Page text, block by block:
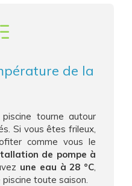
de la
piscine tourne autour
Si vous êtes frileux,
comme vous le
de pompe à
une eau à 28 °C,
toute saison.